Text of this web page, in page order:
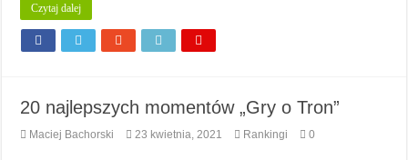
Czytaj dalej
20 najlepszych momentów „Gry o Tron”
Maciej Bachorski 23 kwietnia, 2021 Rankingi 0